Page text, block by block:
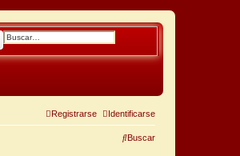
Identificarse
Registrarse
Buscar